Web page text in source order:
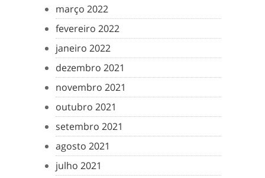
março 2022
fevereiro 2022
janeiro 2022
dezembro 2021
novembro 2021
outubro 2021
setembro 2021
agosto 2021
julho 2021